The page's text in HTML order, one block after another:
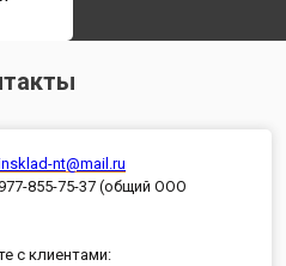
nt@mail.ru
855-75-37 (общий ООО
с клиентами: